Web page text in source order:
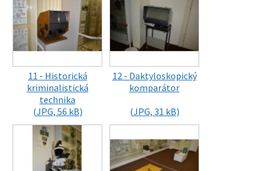
11 - Historická
kriminalistická
technika
(JPG, 56 kB)
12 - Daktyloskopický
komparátor
(JPG, 31 kB)